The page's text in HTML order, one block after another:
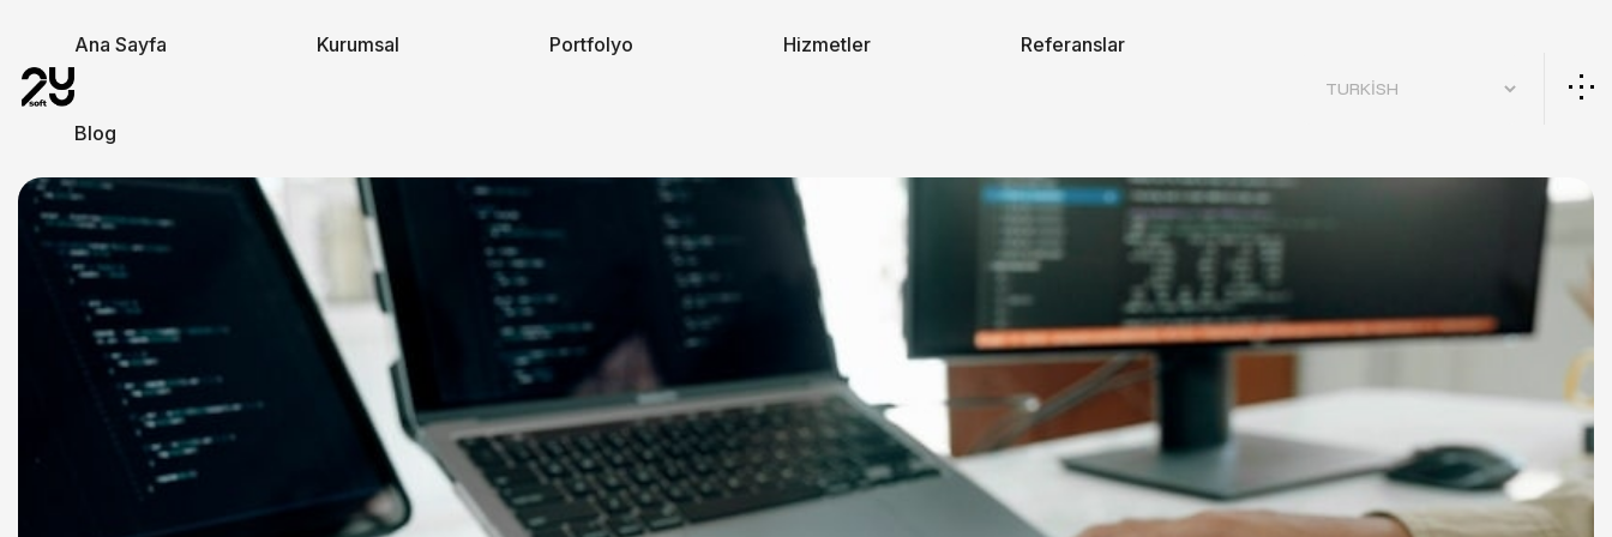
Ana Sayfa Kurumsal Portfolyo Hizmetler Referanslar
Blog